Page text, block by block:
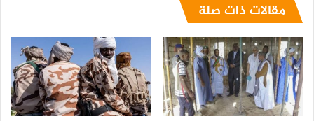
مقالات ذات صلة